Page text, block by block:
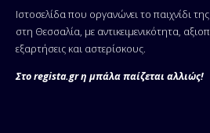
Ιστοσελίδα που οργανώνει το παιχνίδι
στη Θεσσαλία, με αντικειμενικότητα,
εξαρτήσεις και αστερίσκους.
Στο regista.gr η μπάλα παίζεται αλλιώς!